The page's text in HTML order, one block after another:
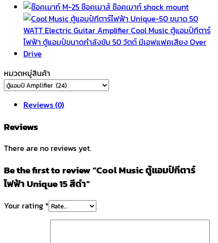
หมวดหมู่สินค้า
Reviews (0)
Reviews
There are no reviews yet.
Be the first to review “Cool Music ตู้แอมป์กีตาร์
ไฟฟ้า Unique 15 สีดำ”
Your rating *